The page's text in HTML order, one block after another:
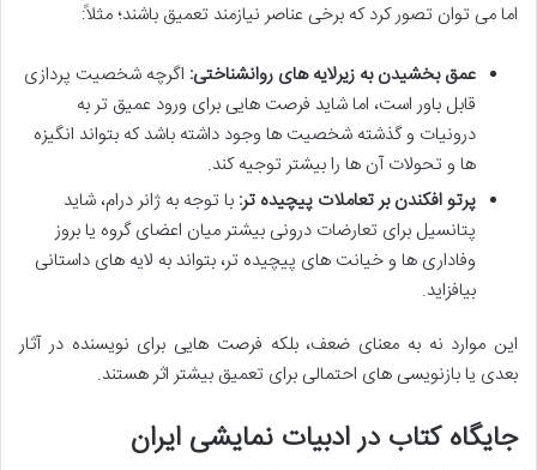
اما می توان تصور کرد که برخی عناصر نیازمند تعمیق باشند؛ مثلاً:
عمق بخشیدن به زیرلایه های روانشناختی: اگرچه شخصیت پردازی
قابل باور است، اما شاید فرصت هایی برای ورود عمیق تر به
درونیات و گذشته شخصیت ها وجود داشته باشد که بتواند انگیزه
ها و تحولات آن ها را بیشتر توجیه کند.
پرتو افکندن بر تعاملات پیچیده تر: با توجه به ژانر درام، شاید
پتانسیل برای تعارضات درونی بیشتر میان اعضای گروه یا بروز
وفاداری ها و خیانت های پیچیده تر، بتواند به لایه های داستانی
بیافزاید.
این موارد نه به معنای ضعف، بلکه فرصت هایی برای نویسنده در آثار
بعدی یا بازنویسی های احتمالی برای تعمیق بیشتر اثر هستند.
جایگاه کتاب در ادبیات نمایشی ایران